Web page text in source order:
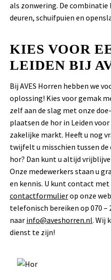
als zonwering. De
deuren, schuifpuien en
KIES VOOR
LEIDEN BIJ
Bij AVES Horren hebben we
oplossing! Kies voor gemak
zelf aan de slag met onze
plaatsen de hor in Leiden
zakelijke markt. Heeft u nog
twijfelt u misschien tussen
hor? Dan kunt u altijd
Onze medewerkers staan u
en kennis. U kunt contact
contactformulierop onze
telefonisch bereiken op 070 –
naar info@aveshorren.nl. Wij
dienst te zijn!